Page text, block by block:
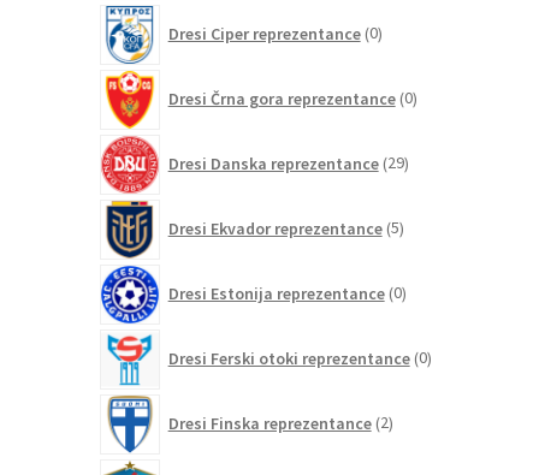
Dresi Ciper reprezentance 0izdelkov
Dresi Črna gora reprezentance 0izdelkov
Dresi Danska reprezentance 29izdelkov
Dresi Ekvador reprezentance 5izdelkov
Dresi Estonija reprezentance 0izdelkov
Dresi Ferski otoki reprezentance 0izdelkov
Dresi Finska reprezentance 2izdelka